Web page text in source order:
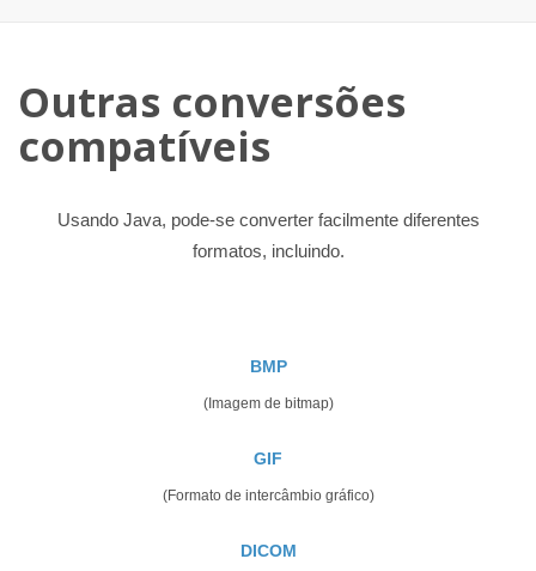
Outras conversões
compatíveis
Usando Java, pode-se converter facilmente diferentes
formatos, incluindo.
BMP
(Imagem de bitmap)
GIF
(Formato de intercâmbio gráfico)
DICOM